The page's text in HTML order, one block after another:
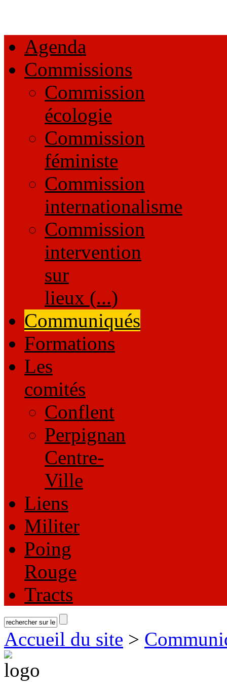
Agenda
Commissions
Commission
écologie
Commission
féministe
Commission
internationalisme
Commission
intervention
sur
lieux (...)
Communiqués
Formations
Les
comités
Conflent
Perpignan
Centre-
Ville
Liens
Militer
Poing
Rouge
Tracts
Accueil du site >